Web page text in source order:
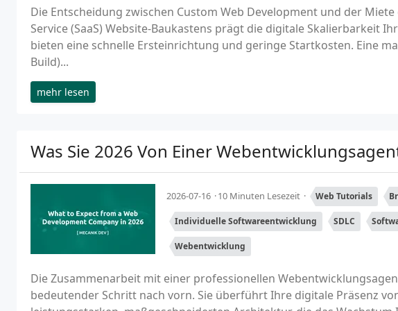
Die Entscheidung zwischen Custom Web Development und der
Service (SaaS) Website-Baukastens prägt die digitale Skalierbarkeit
bieten eine schnelle Ersteinrichtung und geringe Startkosten. Eine
Build)...
mehr lesen
Was Sie 2026 Von Einer
2026-07-16 10 Minuten Lesezeit Web Tutorials
Individuelle Softwareentwicklung SDLC
Webentwicklung
Die Zusammenarbeit mit einer professionellen
bedeutender Schritt nach vorn. Sie überführt Ihre digitale Präsenz